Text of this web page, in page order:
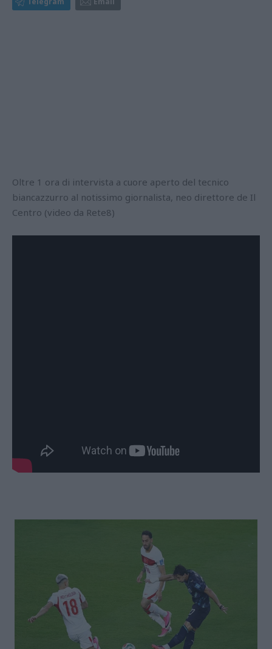
Oltre 1 ora di intervista a cuore aperto del tecnico
biancazzurro al notissimo giornalista, neo direttore de Il
Centro (video da Rete8)